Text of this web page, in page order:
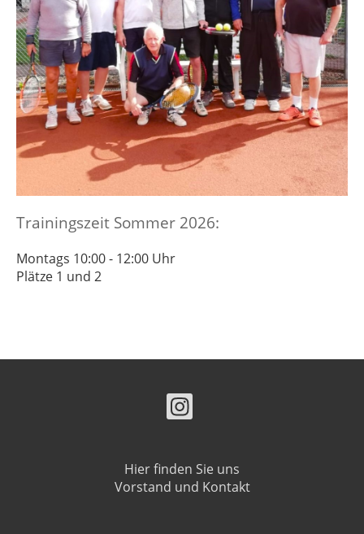
Trainingszeit Sommer 2026:
Montags 10:00 - 12:00 Uhr
Plätze 1 und 2
Hier finden Sie uns
Vorstand und Kontakt